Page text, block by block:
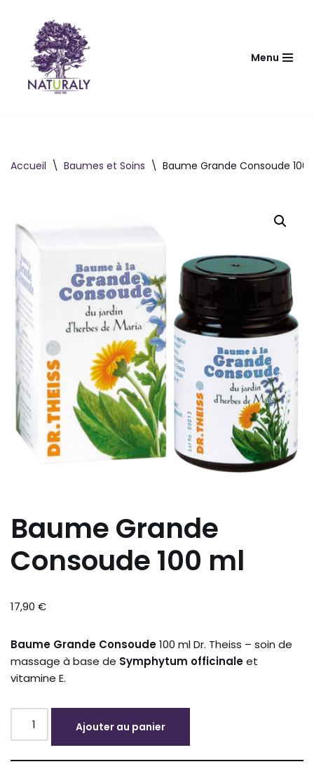
contenu
Menu
Accueil \ Baumes et Soins \ Baume Grande Consoude 100
Baume Grande
Consoude 100 ml
17,90 €
Baume Grande Consoude100 mlDr. Theiss – soin de
massage à base de Symphytum officinaleet
vitamine E.
Ajouter au panier